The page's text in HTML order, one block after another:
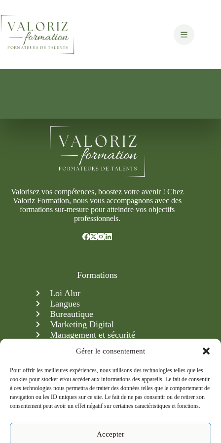
Gérer le consentement
Pour offrir les meilleures expériences, nous utilisons des technologies telles que les
cookies pour stocker et/ou accéder aux informations des appareils. Le fait de consentir
à ces technologies nous permettra de traiter des données telles que le comportement de
navigation ou les ID uniques sur ce site. Le fait de ne pas consentir ou de retirer son
consentement peut avoir un effet négatif sur certaines caractéristiques et fonctions.
Accepter
contenu
Valorisez vos compétences, boostez votre avenir ! Chez
Valoriz Formation, nous vous accompagnons avec des
formations sur-mesure pour atteindre vos objectifs
professionnels.
Formations
Loi Alur
Langues
Bureautique
Marketing Digital
Management et sécurité
Newsletter
Inscrivez-vous à notre newsletter et recevez en avant-
première nos formations, conseils et actualités.